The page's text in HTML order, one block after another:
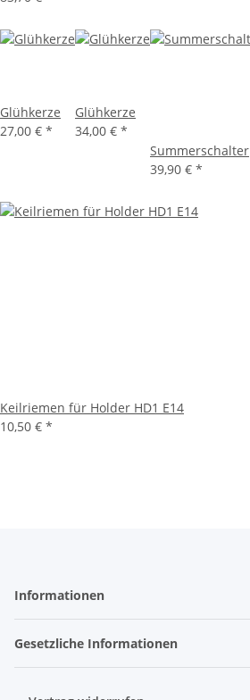
Glühkerze
27,00 € *
Glühkerze
34,00 € *
Summerschalter
39,90 € *
Keilriemen für Holder HD1 E14
10,50 € *
Informationen
Gesetzliche Informationen